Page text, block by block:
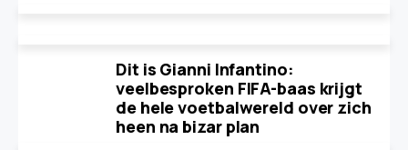
Dit is Gianni Infantino:
veelbesproken FIFA-baas krijgt
de hele voetbalwereld over zich
heen na bizar plan